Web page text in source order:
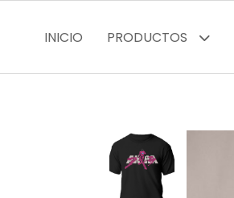
INICIO PRODUCTOS